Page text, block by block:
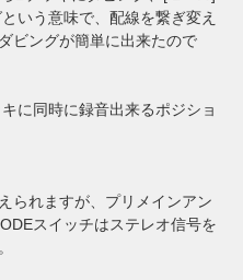
いう意味で、配線を繋ぎ変え
ビングが簡単に出来たので
に同時に録音出来るポジショ
られますが、プリメインアン
スイッチはステレオ信号を